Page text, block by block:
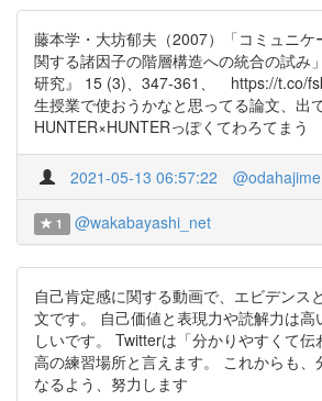
藤本学・大坊郁夫（2007）「コミュニケ
関する諸因子の階層構造への統合の試み
研究』 15 (3)、347-361、 https://t.co/
生授業で使おうかなと思ってる論文、出
HUNTER×HUNTERっぽくてわろてまう
2021-05-13 06:57:22 @odahajime
1 @wakabayashi_net
自己肯定感に関する動画で、エビデンス
文です。 自己価値と表現力や読解力は高
しいです。 Twitterは「分かりやすくて
高の練習場所と言えます。 これからも、
なるよう、努力します